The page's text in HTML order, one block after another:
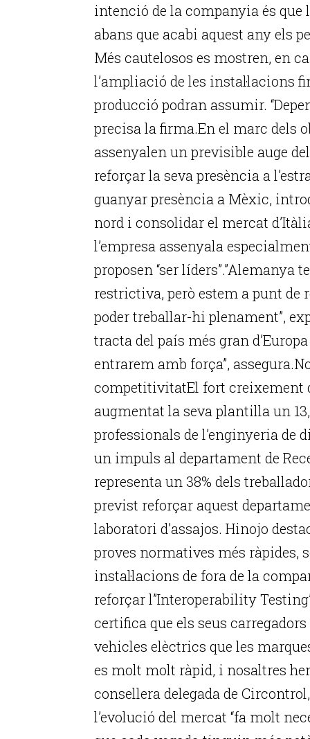
intenció de la companyia és que
abans que acabi aquest any els
Més cautelosos es mostren, en
l’ampliació de les instal·lacions
producció podran assumir.
precisa la firma.En el marc dels
assenyalen un previsible auge
reforçar la seva presència a
guanyar presència a Mèxic,
nord i consolidar el mercat
l’empresa assenyala
proposen “ser
restrictiva, però estem a punt de
poder treballar-hi plenament”,
tracta del país més gran
entrarem amb força”,
competitivitatEl fort creixement
augmentat la seva plantilla un
professionals de l’enginyeria de
un impuls al departament de
representa un 38% dels
previst reforçar aquest
laboratori d’assajos. Hinojo
proves normatives més ràpides,
instal·lacions de fora de la
reforçar l”Interoperability
certifica que els seus
vehicles elèctrics que les
es molt molt ràpid, i nosaltres
consellera delegada de
l’evolució del mercat “fa molt